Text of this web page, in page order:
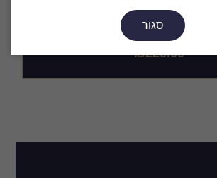
סגור
רולאפ - מזל טוב
₪220.00